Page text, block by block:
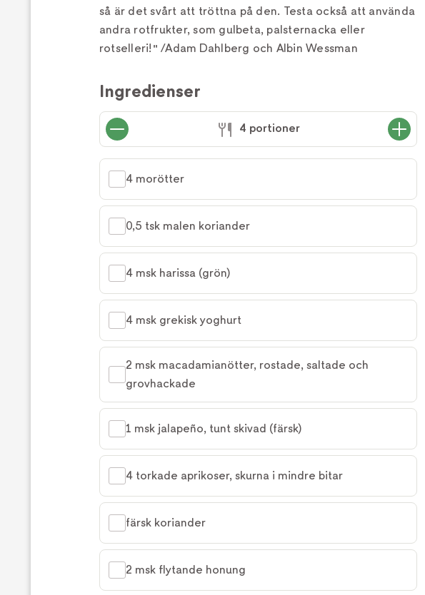
så är det svårt att tröttna på den. Testa också att använda
andra rotfrukter, som gulbeta, palsternacka eller
rotselleri!" /Adam Dahlberg och Albin Wessman
Ingredienser
4 portioner
4 morötter
0,5 tsk malen koriander
4 msk harissa (grön)
4 msk grekisk yoghurt
2 msk macadamianötter, rostade, saltade och
grovhackade
1 msk jalapeño, tunt skivad (färsk)
4 torkade aprikoser, skurna i mindre bitar
färsk koriander
2 msk flytande honung